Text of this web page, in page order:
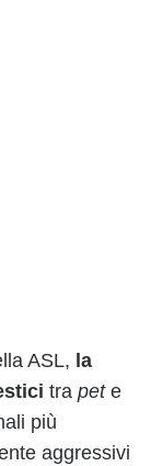
ASL, la
tra pete
più
aggressivi